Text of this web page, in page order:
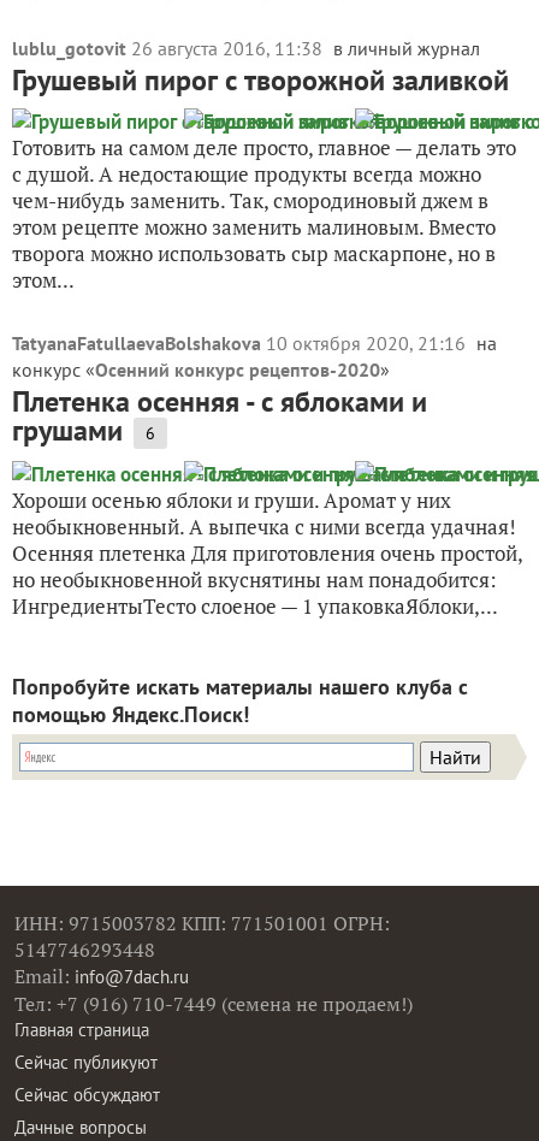
lublu_gotovit 26 августа 2016, 11:38 в личный журнал
Грушевый пирог с творожной заливкой
Готовить на самом деле просто, главное — делать это
с душой. А недостающие продукты всегда можно
чем-нибудь заменить. Так, смородиновый джем в
этом рецепте можно заменить малиновым. Вместо
творога можно использовать сыр маскарпоне, но в
этом...
TatyanaFatullaevaBolshakova 10 октября 2020, 21:16 на
конкурс «Осенний конкурс рецептов-2020»
Плетенка осенняя - с яблоками и
грушами 6
Хороши осенью яблоки и груши. Аромат у них
необыкновенный. А выпечка с ними всегда удачная!
Осенняя плетенка Для приготовления очень простой,
но необыкновенной вкуснятины нам понадобится:
ИнгредиентыТесто слоеное — 1 упаковкаЯблоки,...
Попробуйте искать материалы нашего клуба с
помощью Яндекс.Поиск!
ИНН: 9715003782 КПП: 771501001 ОГРН:
5147746293448
Email: info@7dach.ru
Тел: +7 (916) 710-7449 (семена не продаем!)
Главная страница
Сейчас публикуют
Сейчас обсуждают
Дачные вопросы